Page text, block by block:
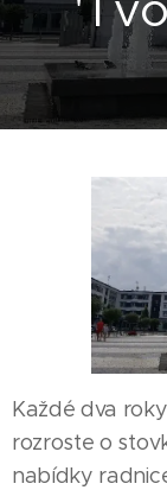
Každé dva
rozroste o
nabídky